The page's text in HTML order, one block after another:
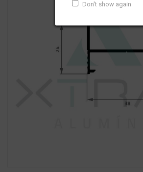
Don't show again